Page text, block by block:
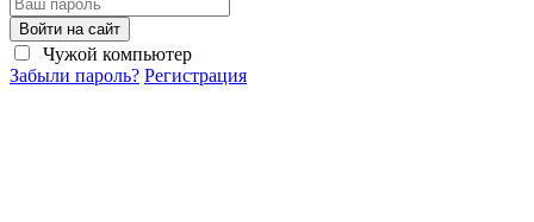
Войти на сайт
Чужой компьютер
Забыли пароль? Регистрация